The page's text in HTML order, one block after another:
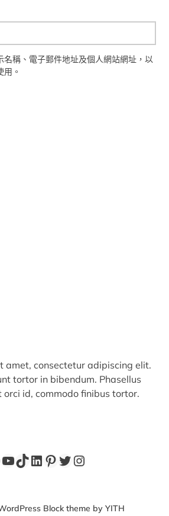
名稱、電子郵件地址及個人網站網址，以
。
amet, consectetur adipiscing elit.
tortor in bibendum. Phasellus
id, commodo finibus tortor.
YouTube
TikTok
LinkedIn
Pinterest
X Instagram
Block theme by YITH